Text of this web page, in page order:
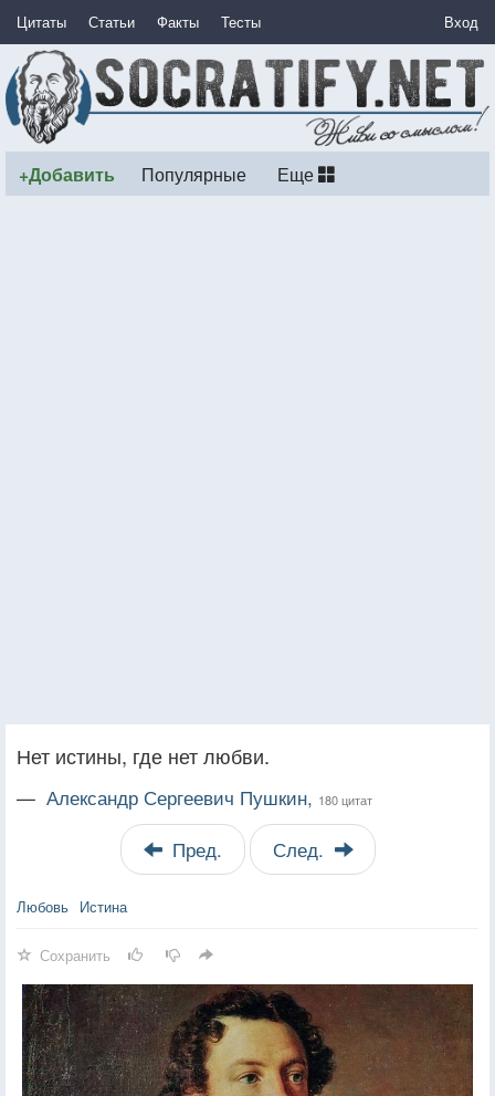
Цитаты Статьи Факты Тесты Вход
+Добавить Популярные Еще
Нет истины, где нет любви.
— Александр Сергеевич Пушкин, 180 цитат
Пред. След.
Любовь Истина
Сохранить